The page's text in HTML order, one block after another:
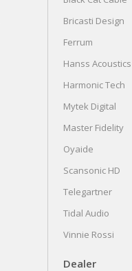
Bricasti Design
Ferrum
Hanss Acoustics
Harmonic Tech
Mytek Digital
Master Fidelity
Oyaide
Scansonic HD
Telegartner
Tidal Audio
Vinnie Rossi
Dealer